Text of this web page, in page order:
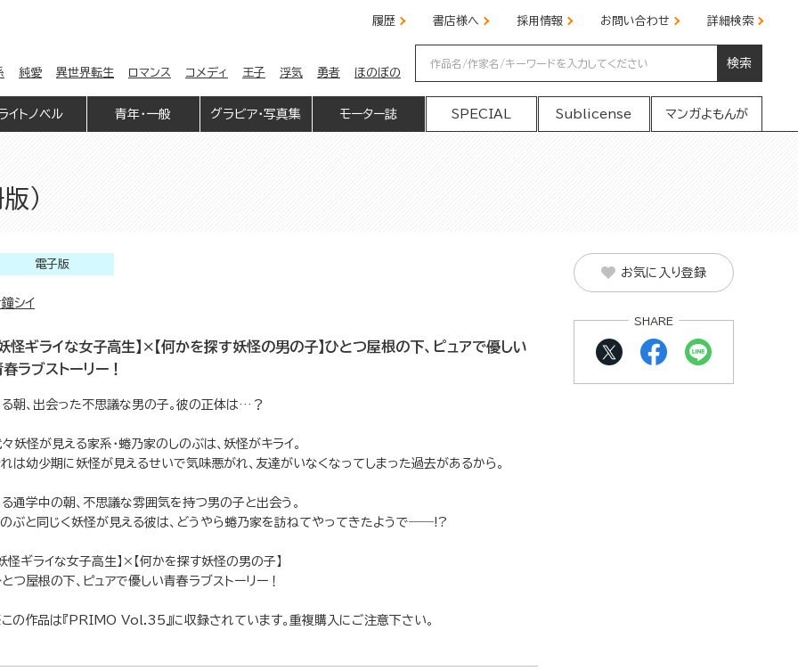
履歴 書店様へ 採用情報 お問い合わせ 詳細検索
純愛 異世界転生 ロマンス コメディ 王子 浮気 勇者 ほのぼの
検索
イトノベル 青年・一般 グラビア・写真集 モーター誌 SPECIAL Sublicense マンガよもんが
）
電子版
シイ
妖怪ギライな女子高生】×【何かを探す妖怪の男の子】ひとつ屋根の下、ピュアで優しい
ラブストーリー！
朝、出会った不思議な男の子。彼の正体は…？
妖怪が見える家系・蜷乃家のしのぶは、妖怪がキライ。
は幼少期に妖怪が見えるせいで気味悪がれ、友達がいなくなってしまった過去があるから。
通学中の朝、不思議な雰囲気を持つ男の子と出会う。
ぶと同じく妖怪が見える彼は、どうやら蜷乃家を訪ねてやってきたようで――!?
怪ギライな女子高生】×【何かを探す妖怪の男の子】
つ屋根の下、ピュアで優しい青春ラブストーリー！
の作品は『PRIMO Vol.35』に収録されています。重複購入にご注意下さい。
お気に入り登録
SHARE